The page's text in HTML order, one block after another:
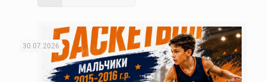
30.07.2026